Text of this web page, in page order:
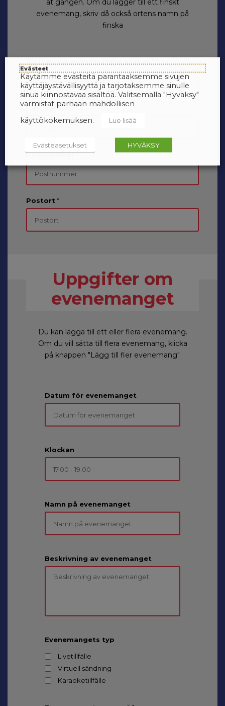
åt gången. Om du lägger till ett finskt
evenemang, skriv då också ortens namn på
finska
Gatuadress *
Postnummer *
Postort *
Uppgifter om
evenemanget
Du kan lägga till ett eller flera evenemang.
Om du vill sätta till flera evenemang, klicka
på knappen "Lägg till fler evenemang".
Datum för evenemanget
Klockan
Namn på evenemanget
Beskrivning av evenemanget
Evenemangets typ
Livetillfälle
Virtuell sändning
Karaoketillfälle
Evästeet
Käytämme evästeitä parantaaksemme sivujen
käyttäjäystävällisyyttä ja tarjotaksemme sinulle
sinua kiinnostavaa sisältöä. Valitsemalla "Hyväksy"
varmistat parhaan mahdollisen
käyttökokemuksen.
Lue lisää
Evästeasetukset HYVÄKSY